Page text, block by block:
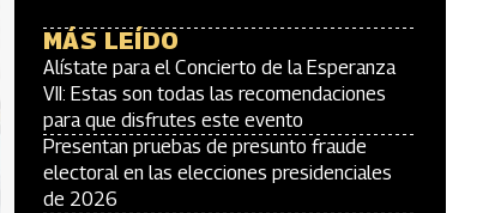
MÁS LEÍDO
Alístate para el Concierto de la Esperanza
VII: Estas son todas las recomendaciones
para que disfrutes este evento
Presentan pruebas de presunto fraude
electoral en las elecciones presidenciales
de 2026